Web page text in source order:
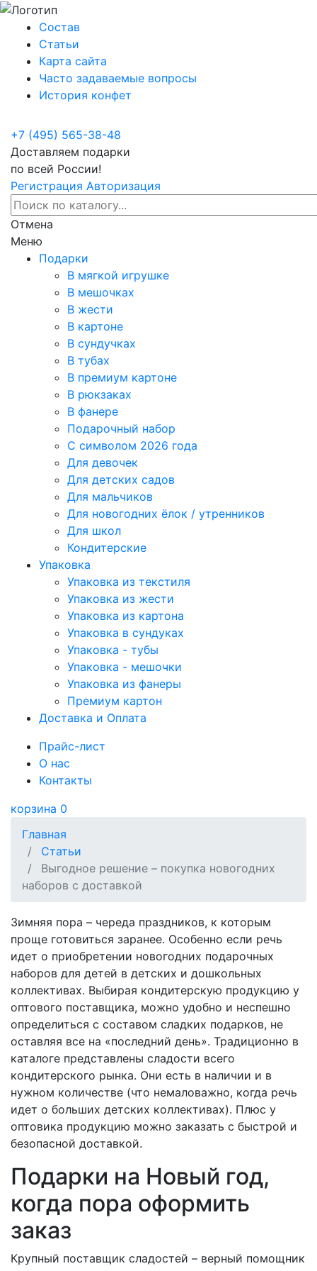
Состав
Статьи
Карта сайта
Часто задаваемые вопросы
История конфет
+7 (495) 565-38-48
Доставляем подарки
по всей России!
Регистрация Авторизация
Отмена
Меню
Подарки
В мягкой игрушке
В мешочках
В жести
В картоне
В сундучках
В тубах
В премиум картоне
В рюкзаках
В фанере
Подарочный набор
С символом 2026 года
Для девочек
Для детских садов
Для мальчиков
Для новогодних ёлок / утренников
Для школ
Кондитерские
Упаковка
Упаковка из текстиля
Упаковка из жести
Упаковка из картона
Упаковка в сундуках
Упаковка - тубы
Упаковка - мешочки
Упаковка из фанеры
Премиум картон
Доставка и Оплата
Прайс-лист
О нас
Контакты
корзина 0
Главная
Статьи
Выгодное решение – покупка новогодних
наборов с доставкой
Зимняя пора – череда праздников, к которым
проще готовиться заранее. Особенно если речь
идет о приобретении новогодних подарочных
наборов для детей в детских и дошкольных
коллективах. Выбирая кондитерскую продукцию у
оптового поставщика, можно удобно и неспешно
определиться с составом сладких подарков, не
оставляя все на «последний день». Традиционно в
каталоге представлены сладости всего
кондитерского рынка. Они есть в наличии и в
нужном количестве (что немаловажно, когда речь
идет о больших детских коллективах). Плюс у
оптовика продукцию можно заказать с быстрой и
безопасной доставкой.
Подарки на Новый год,
когда пора оформить
заказ
Крупный поставщик сладостей – верный помощник